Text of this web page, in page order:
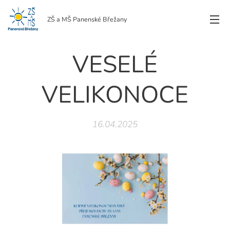
ZŠ a MŠ Panenské Břežany
VESELÉ
VELIKONOCE
16.04.2025